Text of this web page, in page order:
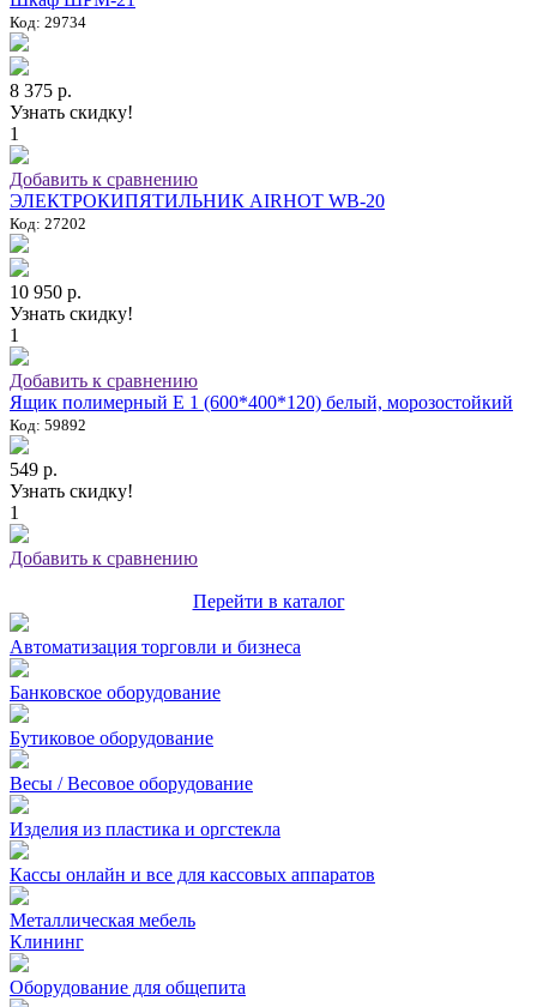
Код: 29734
8 375 р.
Узнать скидку!
1
Добавить к сравнению
ЭЛЕКТРОКИПЯТИЛЬНИК AIRHOT WB-20
Код: 27202
10 950 р.
Узнать скидку!
1
Добавить к сравнению
Ящик полимерный E 1 (600*400*120) белый, морозостойкий
Код: 59892
549 р.
Узнать скидку!
1
Добавить к сравнению
Перейти в каталог
Автоматизация торговли и бизнеса
Банковское оборудование
Бутиковое оборудование
Весы / Весовое оборудование
Изделия из пластика и оргстекла
Кассы онлайн и все для кассовых аппаратов
Металлическая мебель
Клининг
Оборудование для общепита